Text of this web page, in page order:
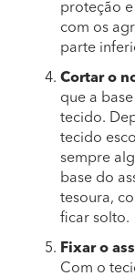
proteção
com os
parte
Cortar o
que a
tecido.
tecido
sempre
base do
tesoura,
ficar solto.
Fixar o
Com o